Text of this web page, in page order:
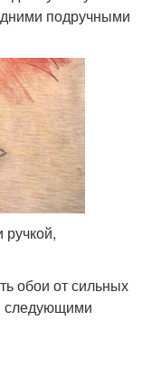
подручными
обои от сильных
следующими